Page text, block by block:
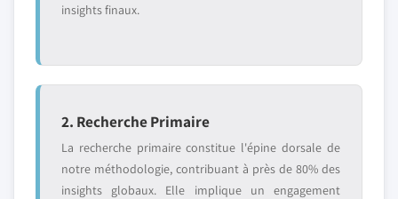
insights finaux.
2. Recherche Primaire
La recherche primaire constitue l'épine dorsale de
notre méthodologie, contribuant à près de 80% des
insights globaux. Elle implique un engagement